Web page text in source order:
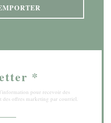
*
pour recevoir des
des offres marketing par courriel.